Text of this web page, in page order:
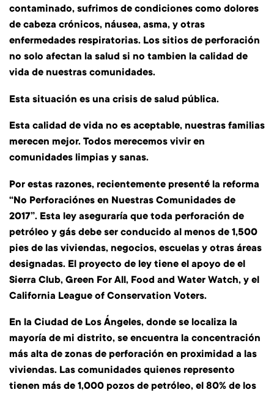
contaminado, sufrimos de condiciones como dolores
de cabeza crónicos, náusea, asma, y otras
enfermedades respiratorias. Los sitios de perforación
no solo afectan la salud si no tambien la calidad de
vida de nuestras comunidades.
Esta situación es una crisis de salud pública.
Esta calidad de vida no es aceptable, nuestras familias
merecen mejor. Todos merecemos vivir en
comunidades limpias y sanas.
Por estas razones, recientemente presenté la reforma
“No Perforaciónes en Nuestras Comunidades de
2017”. Esta ley aseguraría que toda perforación de
petróleo y gás debe ser conducido al menos de 1,500
pies de las viviendas, negocios, escuelas y otras áreas
designadas. El proyecto de ley tiene el apoyo de el
Sierra Club, Green For All, Food and Water Watch, y el
California League of Conservation Voters.
En la Ciudad de Los Ángeles, donde se localiza la
mayoría de mi distrito, se encuentra la concentración
más alta de zonas de perforación en proximidad a las
viviendas. Las comunidades quienes represento
tienen más de 1,000 pozos de petróleo, el 80% de los